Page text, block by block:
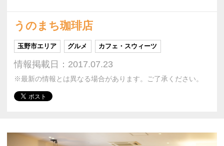
うのまち珈琲店
玉野市エリア グルメ カフェ・スウィーツ
情報掲載日：2017.07.23
※最新の情報とは異なる場合があります。ご了承ください。